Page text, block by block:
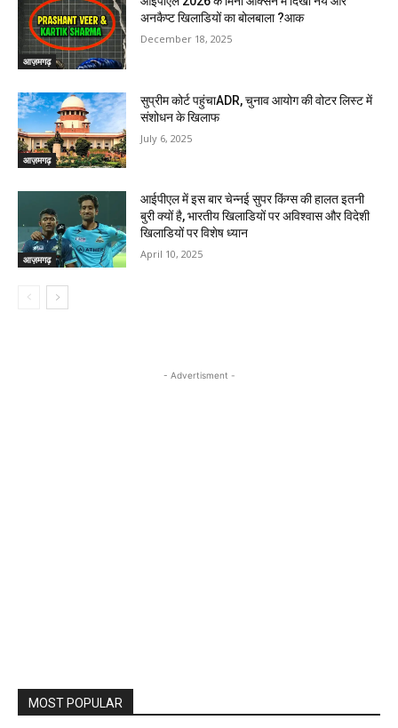
आज़मगढ़
अनकैप्ट खिलाडियों का बोलबाला ?आक
December 18, 2025
आज़मगढ़
सुप्रीम कोर्ट पहुंचाADR, चुनाव आयोग की वोटर लिस्ट में
संशोधन के खिलाफ
July 6, 2025
आज़मगढ़
आईपीएल में इस बार चेन्नई सुपर किंग्स की हालत इतनी
बुरी क्यों है, भारतीय खिलाडियों पर अविश्वास और विदेशी
खिलाडियों पर विशेष ध्यान
April 10, 2025
- Advertisment -
MOST POPULAR